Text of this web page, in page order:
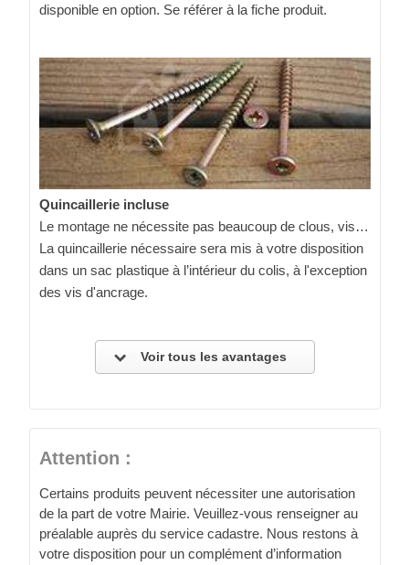
disponible en option. Se référer à la fiche produit.
Quincaillerie incluse
Le montage ne nécessite pas beaucoup de clous, vis…
La quincaillerie nécessaire sera mis à votre disposition
dans un sac plastique à l’intérieur du colis, à l'exception
des vis d'ancrage.
Voir tous les avantages
Attention :
Certains produits peuvent nécessiter une autorisation
de la part de votre Mairie. Veuillez-vous renseigner au
préalable auprès du service cadastre. Nous restons à
votre disposition pour un complément d’information